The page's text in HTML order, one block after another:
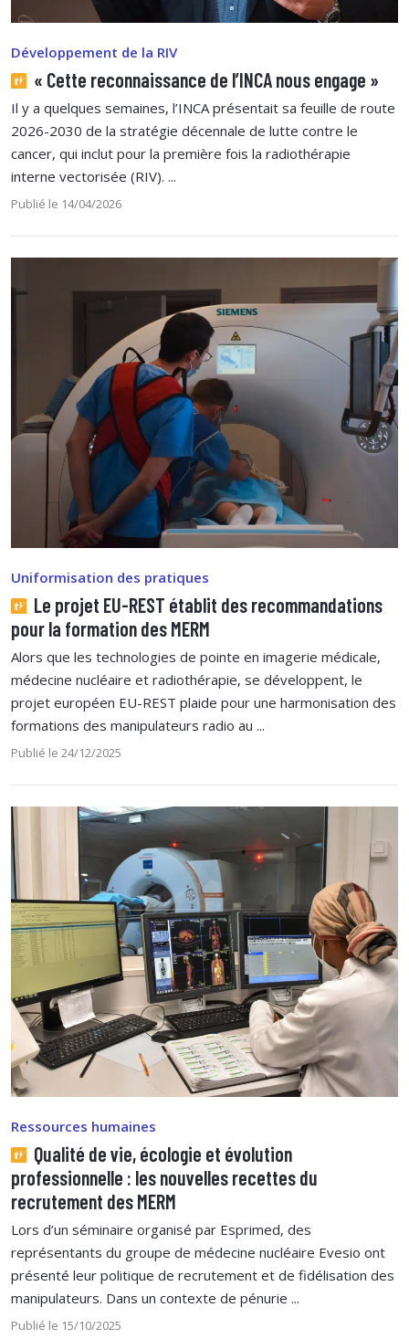
Développement de la RIV
« Cette reconnaissance de l’INCA nous engage »
Il y a quelques semaines, l’INCA présentait sa feuille de route
2026-2030 de la stratégie décennale de lutte contre le
cancer, qui inclut pour la première fois la radiothérapie
interne vectorisée (RIV). ...
Publié le 14/04/2026
Uniformisation des pratiques
Le projet EU-REST établit des recommandations
pour la formation des MERM
Alors que les technologies de pointe en imagerie médicale,
médecine nucléaire et radiothérapie, se développent, le
projet européen EU-REST plaide pour une harmonisation des
formations des manipulateurs radio au ...
Publié le 24/12/2025
Ressources humaines
Qualité de vie, écologie et évolution
professionnelle : les nouvelles recettes du
recrutement des MERM
Lors d’un séminaire organisé par Esprimed, des
représentants du groupe de médecine nucléaire Evesio ont
présenté leur politique de recrutement et de fidélisation des
manipulateurs. Dans un contexte de pénurie ...
Publié le 15/10/2025